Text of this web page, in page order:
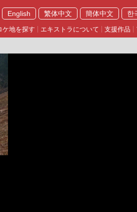
English 繁体中文 簡体中文 한
ケ地を探す エキストラについて 支援作品